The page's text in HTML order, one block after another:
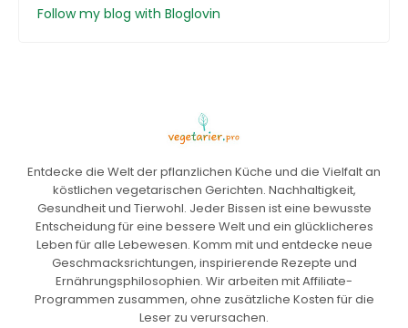
Follow my blog with Bloglovin
Entdecke die Welt der pflanzlichen Küche und die Vielfalt an
köstlichen vegetarischen Gerichten. Nachhaltigkeit,
Gesundheit und Tierwohl. Jeder Bissen ist eine bewusste
Entscheidung für eine bessere Welt und ein glücklicheres
Leben für alle Lebewesen. Komm mit und entdecke neue
Geschmacksrichtungen, inspirierende Rezepte und
Ernährungsphilosophien. Wir arbeiten mit Affiliate-
Programmen zusammen, ohne zusätzliche Kosten für die
Leser zu verursachen.